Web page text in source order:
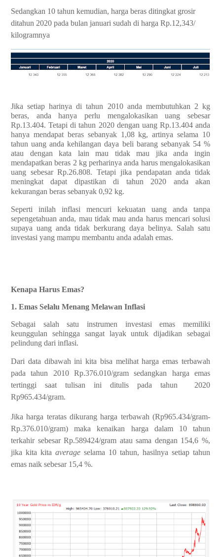
Sedangkan 10 tahun kemudian, harga beras ditingkat grosir
ditahun 2020 pada bulan januari sudah di harga Rp.12,343/
kilogramnya
Jika setiap harinya di tahun 2010 anda membutuhkan 2 kg
beras, anda hanya perlu mengalokasikan uang sebesar
Rp.13.404. Tetapi di tahun 2020 dengan uang Rp.13.404 anda
hanya mendapat beras sebanyak 1,08 kg, artinya selama 10
tahun uang anda kehilangan daya beli barang sebanyak 54 %
atau dengan kata lain mau tidak mau jika anda ingin
mendapatkan beras 2 kg perharinya anda harus mengalokasikan
uang sebesar Rp.26.808. Tetapi jika pendapatan anda tidak
meningkat dapat dipastikan di tahun 2020 anda akan
kekurangan beras sebanyak 0,92 kg.
Seperti inilah inflasi mencuri kekuatan uang anda tanpa
sepengetahuan anda, mau tidak mau anda harus mencari solusi
supaya uang anda tidak berkurang daya belinya. Salah satu
investasi yang mampu membantu anda adalah emas.
Kenapa Harus Emas?
1. Emas Selalu Menang Melawan Inflasi
Sebagai salah satu instrumen investasi emas memiliki
keunggulan sehingga sangat layak untuk dijadikan sebagai
pelindung dari inflasi.
Dari data dibawah ini kita bisa melihat harga emas terbawah
pada tahun 2010 Rp.376.010/gram sedangkan harga emas
tertinggi saat tulisan ini ditulis pada tahun 2020
Rp965.434/gram.
Jika harga teratas dikurang harga terbawah (Rp965.434/gram-
Rp.376.010/gram) maka kenaikan harga dalam 10 tahun
terkahir sebesar Rp.589424/gram atau sama dengan 154,6 %,
jika kita kita average selama 10 tahun, hasilnya setiap tahun
emas naik sebesar 15,4 %.